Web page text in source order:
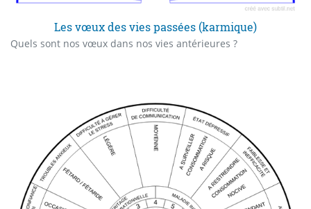
Les vœux des vies passées (karmique)
Quels sont nos vœux dans nos vies antérieures ?